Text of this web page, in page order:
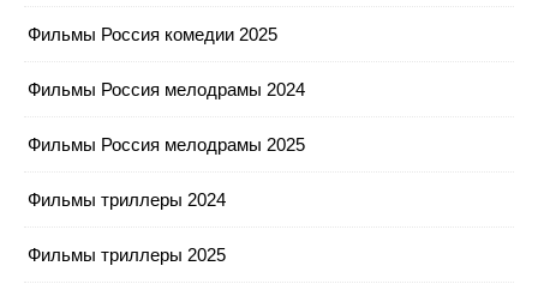
Фильмы Россия комедии 2025
Фильмы Россия мелодрамы 2024
Фильмы Россия мелодрамы 2025
Фильмы триллеры 2024
Фильмы триллеры 2025